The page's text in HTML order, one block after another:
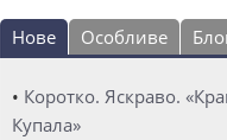
Нове Особливе
• Коротко. Яскраво.
Купала»